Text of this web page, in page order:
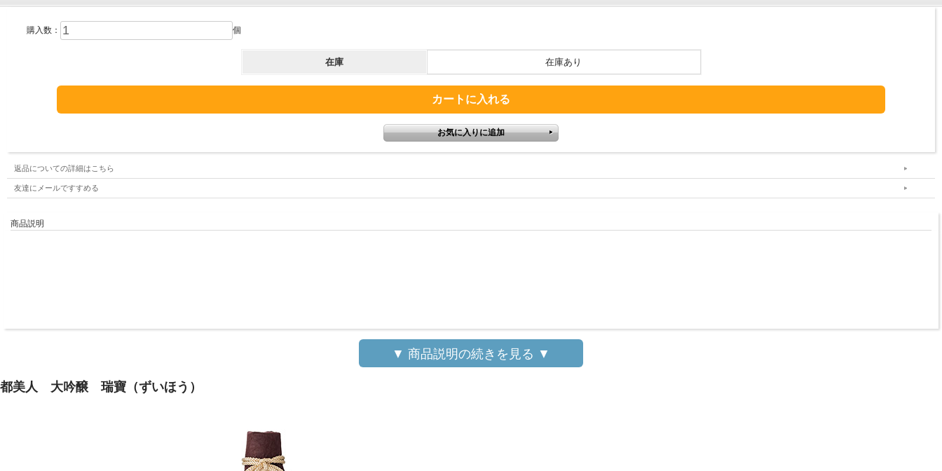
購入数： 個
在庫 在庫あり
返品についての詳細はこちら
友達にメールですすめる
商品説明
▼ 商品説明の続きを見る ▼
都美人 大吟醸 瑞寶（ずいほう）